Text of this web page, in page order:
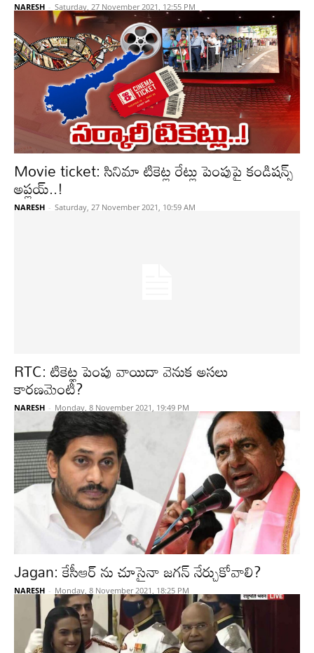
NARESH - Saturday, 27 November 2021, 12:55 PM
Movie ticket: సినిమా టికెట్ల రేట్లు పెంపుపై కండిషన్స్
అప్లయ్..!
NARESH - Saturday, 27 November 2021, 10:59 AM
RTC: టికెట్ల పెంపు వాయిదా వెనుక అసలు
కారణమెంటీ?
NARESH - Monday, 8 November 2021, 19:49 PM
Jagan: కేసీఆర్ ను చూసైనా జగన్ నేర్చుకోవాలి?
NARESH - Monday, 8 November 2021, 18:25 PM